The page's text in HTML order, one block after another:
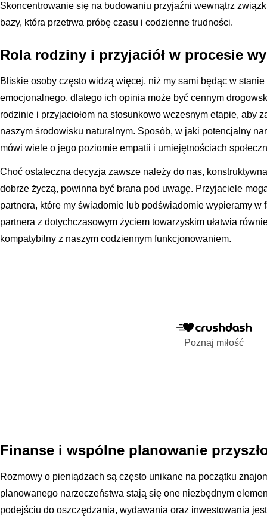
Skoncentrowanie się na budowaniu przyjaźni wewnątrz
bazy, która przetrwa próbę czasu i codzienne trudności.
Rola rodziny i przyjaciół w procesie
Bliskie osoby często widzą więcej, niż my sami będąc w
emocjonalnego, dlatego ich opinia może być cennym
rodzinie i przyjaciołom na stosunkowo wczesnym etapie, aby
naszym środowisku naturalnym. Sposób, w jaki potencjalny
mówi wiele o jego poziomie empatii i umiejętnościach
Choć ostateczna decyzja zawsze należy do nas,
dobrze życzą, powinna być brana pod uwagę. Przyjaciele
partnera, które my świadomie lub podświadomie wypieramy
partnera z dotychczasowym życiem towarzyskim ułatwia
kompatybilny z naszym codziennym funkcjonowaniem.
Poznaj miłość
Finanse i wspólne planowanie
Rozmowy o pieniądzach są często unikane na początku
planowanego narzeczeństwa stają się one niezbędnym
podejściu do oszczędzania, wydawania oraz inwestowania